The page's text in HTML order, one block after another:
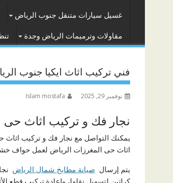
غسيل سيارات متنقل جنوب الرياض
مقاولات وترميمات الرياض وجدة
فني تركيب اثاث ايكيا جنوب الرياض
نوفمبر 29, 2025 Islam mostafa
نجار فك و تركيب اثاث حى
يمكنك التواصل مع نجار فك و تركيب اثاث
اثاث حى المغرزات الرياض لعمل حواف
يتم إرسال صيانة مطابخ شمال الرياض
كراتين لتسهيل نقلها، وإعادة تركيب قطع